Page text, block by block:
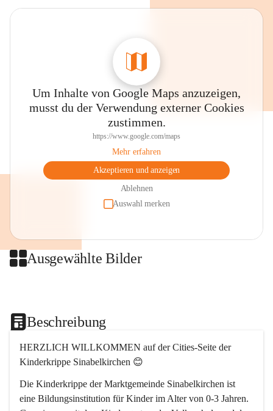
Um Inhalte von Google Maps anzuzeigen,
musst du der Verwendung externer Cookies
zustimmen.
https://www.google.com/maps
Mehr erfahren
Akzeptieren und anzeigen
Ablehnen
Auswahl merken
Ausgewählte Bilder
Beschreibung
HERZLICH WILLKOMMEN auf der Cities-Seite der
Kinderkrippe Sinabelkirchen 😊
Die Kinderkrippe der Marktgemeinde Sinabelkirchen ist
eine Bildungsinstitution für Kinder im Alter von 0-3 Jahren.